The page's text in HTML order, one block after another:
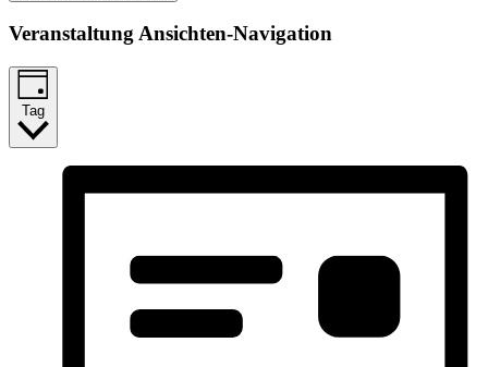
Veranstaltung Ansichten-Navigation
Tag